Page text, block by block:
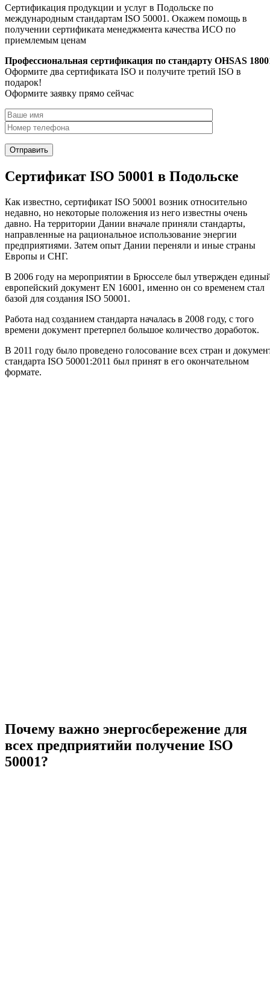
Сертификация продукции и услуг в Подольске по
международным стандартам ISO 50001. Окажем помощь в
получении сертификата менеджмента качества ИСО по
приемлемым ценам
Профессиональная сертификация по стандарту OHSAS
Оформите два сертификата ISO и получите третий ISO в
подарок!
Оформите заявку прямо сейчас
Сертификат ISO 50001 в Подольске
Как известно, сертификат ISO 50001 возник относительно
недавно, но некоторые положения из него известны очень
давно. На территории Дании вначале приняли стандарты,
направленные на рациональное использование энергии
предприятиями. Затем опыт Дании переняли и иные страны
Европы и СНГ.
В 2006 году на мероприятии в Брюсселе был утвержден
европейский документ EN 16001, именно он со временем стал
базой для создания ISO 50001.
Работа над созданием стандарта началась в 2008 году, с того
времени документ претерпел большое количество доработок.
В 2011 году было проведено голосование всех стран и
стандарта ISO 50001:2011 был принят в его окончательном
формате.
Почему важно энергосбережение для
всех предприятийи получение ISO
50001?